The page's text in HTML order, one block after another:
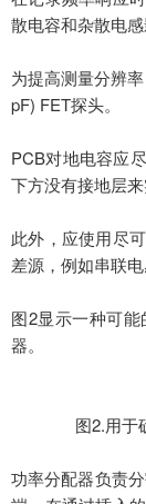
散电容和杂散电感
为提高测量分辨
pF) FET探头。
PCB对地电容应
下方没有接地层来
此外，应使用尽
差源，例如串联电
图2显示一种可
器。
图2.用于
功率分配器负责